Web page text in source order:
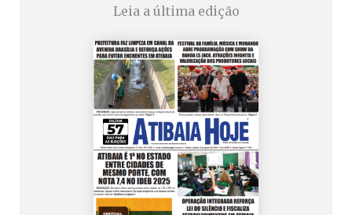
Leia a última edição